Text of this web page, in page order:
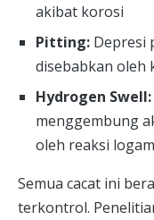
akibat korosi
Pitting: Depresi
disebabkan oleh
Hydrogen Swell:
menggembung
oleh reaksi
Semua cacat ini
terkontrol.